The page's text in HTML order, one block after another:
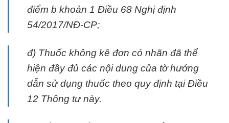
điểm b khoản 1 Điều 68 Nghị định
54/2017/NĐ-CP;
đ) Thuốc không kê đơn có nhãn đã thể
hiện đầy đủ các nội dung của tờ hướng
dẫn sử dụng thuốc theo quy định tại Điều
12 Thông tư này.